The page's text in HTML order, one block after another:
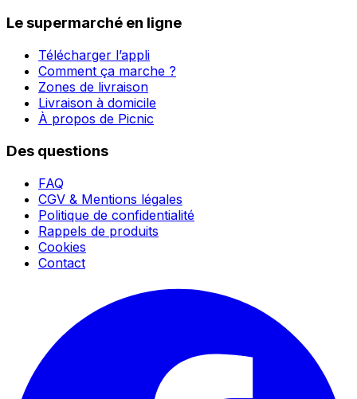
Le supermarché en ligne
Télécharger l’appli
Comment ça marche ?
Zones de livraison
Livraison à domicile
À propos de Picnic
Des questions
FAQ
CGV & Mentions légales
Politique de confidentialité
Rappels de produits
Cookies
Contact